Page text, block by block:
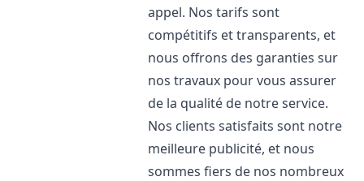
appel. Nos tarifs sont
compétitifs et transparents, et
nous offrons des garanties sur
nos travaux pour vous assurer
de la qualité de notre service.
Nos clients satisfaits sont notre
meilleure publicité, et nous
sommes fiers de nos nombreux